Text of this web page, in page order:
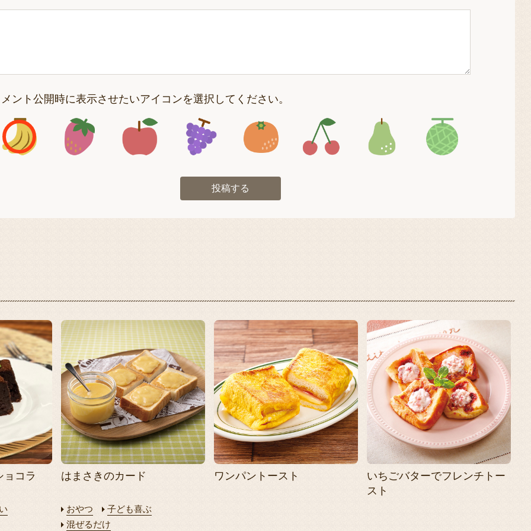
ント公開時に表示させたいアイコンを選択してください。
アイコン1 アイコン2 アイコン3 アイコン4 アイコン5 アイコン6 アイコン7
投稿する
ョコラ はまさきのカード
おやつ
子ども喜ぶ
混ぜるだけ
ワンパントースト
いちごバターでフレンチトー
スト